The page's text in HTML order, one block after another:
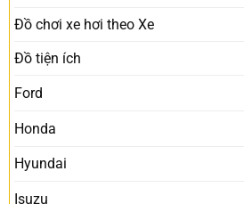
Đồ chơi xe hơi theo Xe
Đồ tiện ích
Ford
Honda
Hyundai
Isuzu